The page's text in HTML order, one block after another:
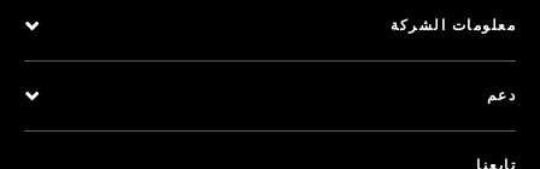
معلومات الشركة
دعم